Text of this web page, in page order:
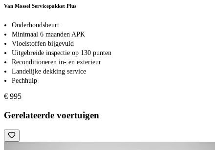
Van Mossel Servicepakket Plus
Onderhoudsbeurt
Minimaal 6 maanden APK
Vloeistoffen bijgevuld
Uitgebreide inspectie op 130 punten
Reconditioneren in- en exterieur
Landelijke dekking service
Pechhulp
€ 995
Gerelateerde voertuigen